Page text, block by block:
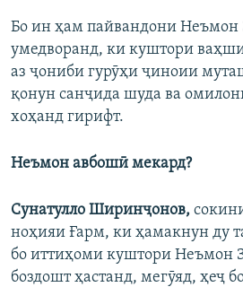
Бо ин ҳам пайвандони Неъмон
умедворанд, ки куштори
аз ҷониби гурӯҳи ҷиноии
қонун санҷида шуда ва
хоҳанд гирифт.
Неъмон авбошӣ мекард?
Сунатулло Ширинҷонов,
ноҳияи Ғарм, ки ҳамакнун ду
бо иттиҳоми куштори Неъмон
боздошт ҳастанд, мегӯяд, ҳеҷ